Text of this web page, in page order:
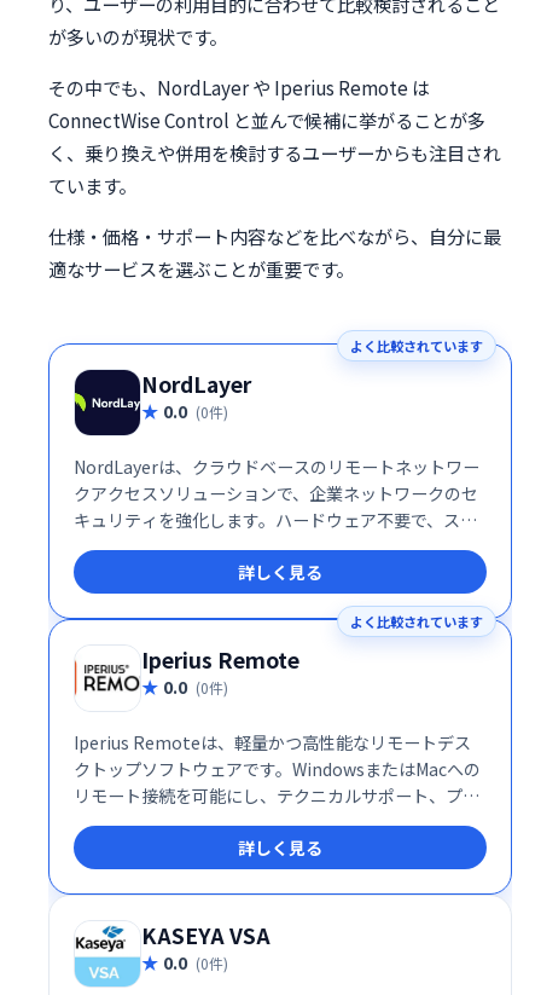
が多いのが現状です。
その中でも、NordLayer や Iperius Remote は
ConnectWise Control と並んで候補に挙がることが多
く、乗り換えや併用を検討するユーザーからも注目され
ています。
仕様・価格・サポート内容などを比べながら、自分に最
適なサービスを選ぶことが重要です。
よく比較されています
NordLayer
0.0 (0件)
NordLayerは、クラウドベースのリモートネットワー
クアクセスソリューションで、企業ネットワークのセ
キュリティを強化します。ハードウェア不要で、スケ
ーラビリティや統合の複雑さを軽減し、安全で効率的
なリモートアクセスを提供します。柔軟なプラットフ
ォームにより、ITインフラの最適化とセキュリティ向
上を支援します。
詳しく見る
よく比較されています
Iperius Remote
0.0 (0件)
Iperius Remoteは、軽量かつ高性能なリモートデス
クトップソフトウェアです。WindowsまたはMacへの
リモート接続を可能にし、テクニカルサポート、プレ
ゼンテーション、カスタマーサポート、リモートワー
クなど、様々な用途に対応します。スムーズな操作性
と高いパフォーマンスで、場所を選ばず効率的な作業
を実現します。 複雑な設定は不要で、直感的なインタ
ーフェースにより、初心者でも簡単に利用できます。
迅速な接続と安定した通信で、シームレスなリモート
作業をサポートします。
詳しく見る
KASEYA VSA
0.0 (0件)